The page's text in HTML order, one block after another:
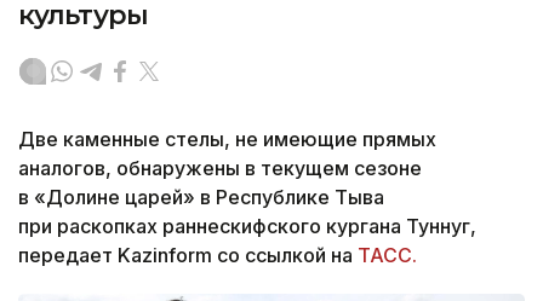
культуры
Две каменные стелы, не имеющие прямых
аналогов, обнаружены в текущем сезоне
в «Долине царей» в Республике Тыва
при раскопках раннескифского кургана Туннуг,
передает Kazinform со ссылкой на ТАСС.